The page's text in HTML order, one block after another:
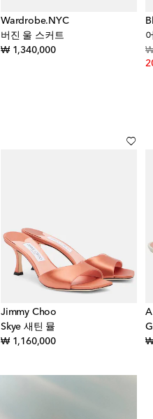
Wardrobe.NYC
버진 울 스커트
₩ 1,340,000original price
₩
Jimmy Choo
Skye 새틴 뮬
₩ 1,160,000original price
₩